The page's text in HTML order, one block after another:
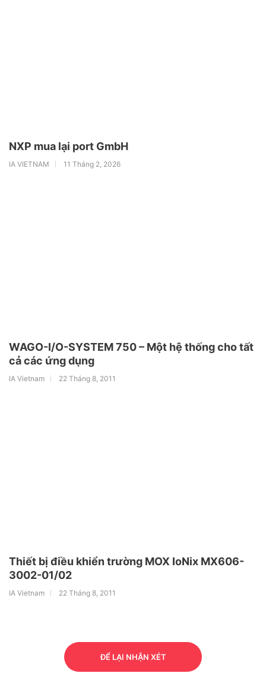
NXP mua lại port GmbH
IA VIETNAM 11 Tháng 2, 2026
WAGO-I/O-SYSTEM 750 – Một hệ thống cho tất
cả các ứng dụng
IA Vietnam 22 Tháng 8, 2011
Thiết bị điều khiển trường MOX IoNix MX606-
3002-01/02
IA Vietnam 22 Tháng 8, 2011
ĐỂ LẠI NHẬN XÉT